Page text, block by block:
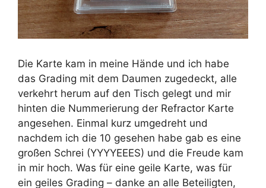
Die Karte kam in meine Hände und ich habe
das Grading mit dem Daumen zugedeckt, alle
verkehrt herum auf den Tisch gelegt und mir
hinten die Nummerierung der Refractor Karte
angesehen. Einmal kurz umgedreht und
nachdem ich die 10 gesehen habe gab es eine
großen Schrei (YYYYEEES) und die Freude kam
in mir hoch. Was für eine geile Karte, was für
ein geiles Grading – danke an alle Beteiligten,